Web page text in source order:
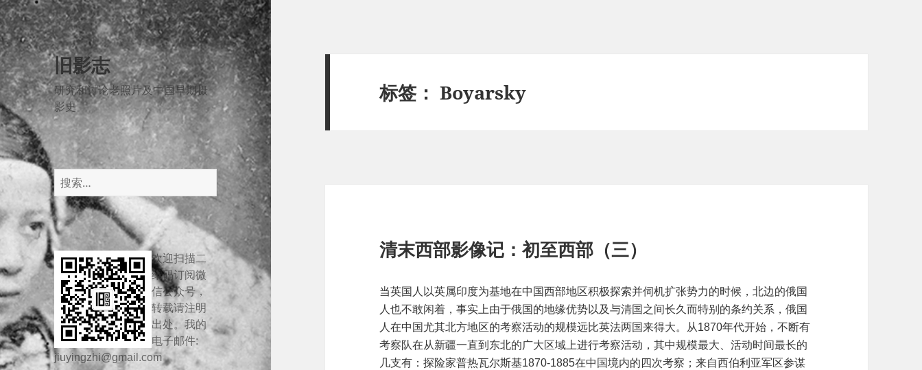
旧影志
研究和讨论老照片及中国早期摄
影史
搜
索：
欢迎扫描二
维码订阅微
信公众号，
转载请注明
出处。我的
电子邮件:
jiuyingzhi@gmail.com
标签：Boyarsky
清末西部影像记：初至西部（三）
当英国人以英属印度为基地在中国西部地区积极探索并伺机扩张势力的时候，北边的俄国
人也不敢闲着，事实上由于俄国的地缘优势以及与清国之间长久而特别的条约关系，俄国
人在中国尤其北方地区的考察活动的规模远比英法两国来得大。从1870年代开始，不断有
考察队在从新疆一直到东北的广大区域上进行考察活动，其中规模最大、活动时间最长的
几支有：探险家普热瓦尔斯基1870-1885在中国境内的四次考察；来自西伯利亚军区参谋